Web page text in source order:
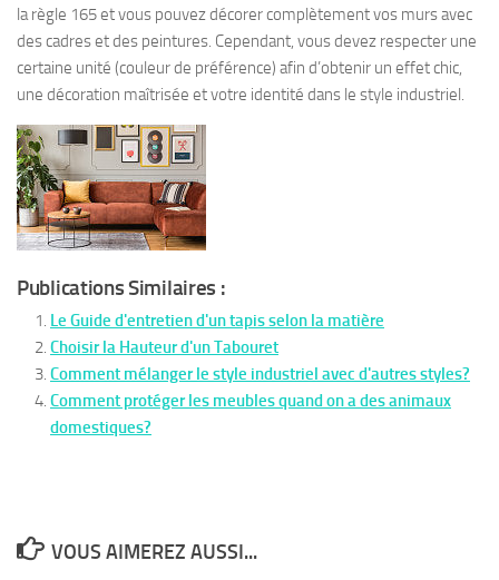
la règle 165 et vous pouvez décorer complètement vos murs avec
des cadres et des peintures. Cependant, vous devez respecter une
certaine unité (couleur de préférence) afin d’obtenir un effet chic,
une décoration maîtrisée et votre identité dans le style industriel.
Publications Similaires :
Le Guide d'entretien d'un tapis selon la matière
Choisir la Hauteur d'un Tabouret
Comment mélanger le style industriel avec d'autres styles?
Comment protéger les meubles quand on a des animaux
domestiques?
VOUS AIMEREZ AUSSI...